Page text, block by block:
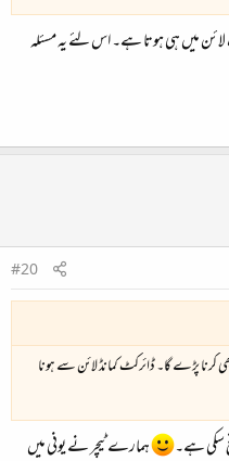
میں ہی ہوتا ہے۔ اس لئے یہ مسئلہ
#20
پڑے گا۔ ڈائرکٹ کمانڈ لائن سے ہونا
سکی ہے۔
ہمارے ٹیچر نے یونی میں